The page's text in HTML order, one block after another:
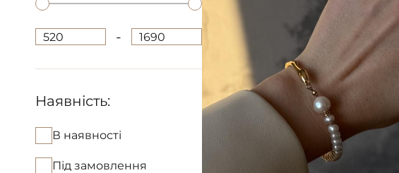
520 - 1690
Наявність:
В наявності
Під замовлення